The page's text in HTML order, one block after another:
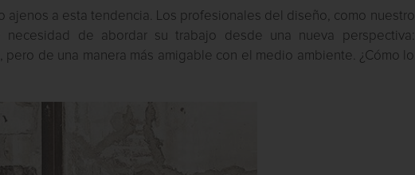
ajenos a esta tendencia. Los profesionales del diseño, como nuestro
de abordar su trabajo desde una nueva perspectiva:
de una manera más amigable con el medio ambiente. ¿Cómo lo